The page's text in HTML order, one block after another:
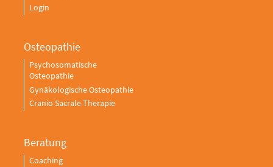
Login
Osteopathie
Psychosomatische
Osteopathie
Gynäkologische Osteopathie
Cranio Sacrale Therapie
Beratung
Coaching